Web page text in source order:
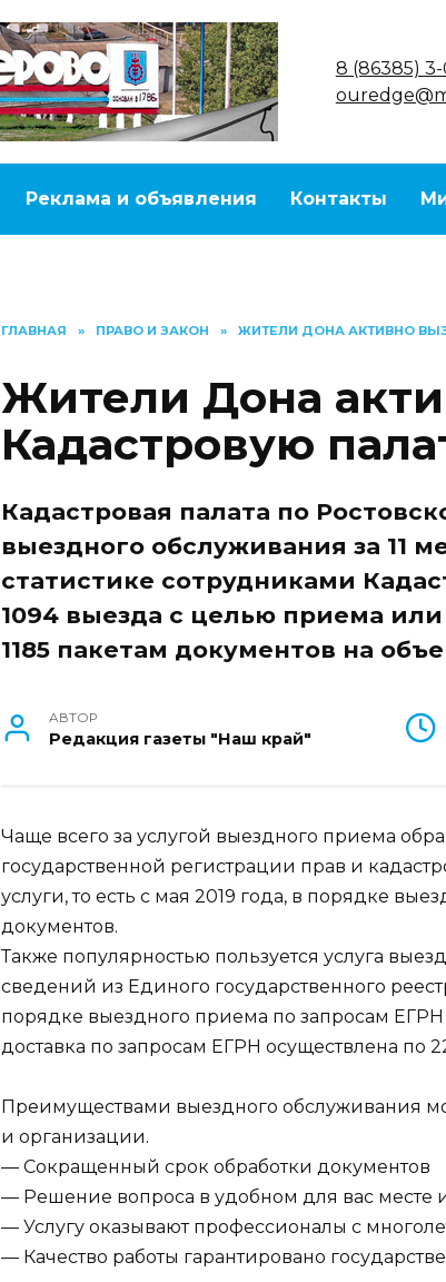
8 (86385)
Реклама и объявления Контакты
ГЛАВНАЯ » ПРАВО И ЗАКОН » ЖИТЕЛИ ДОНА АКТИВНО
Жители Дона
Кадастровую
Кадастровая палата по
выездного обслуживания за 11
статистике сотрудниками
1094 выезда с целью приема
1185 пакетам документов на
АВТОР
Редакция газеты "Наш край"
Чаще всего за услугой выездного приема
государственной регистрации прав и
услуги, то есть с мая 2019 года, в порядке
документов.
Также популярностью пользуется услуга
сведений из Единого государственного
порядке выездного приема по запросам ЕГРН
доставка по запросам ЕГРН осуществлена по
Преимуществами выездного обслуживания
и организации.
— Сокращенный срок обработки документов
— Решение вопроса в удобном для вас месте
— Услугу оказывают профессионалы с
— Качество работы гарантировано